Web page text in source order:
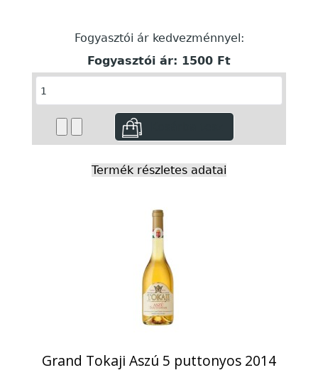
Fogyasztói ár kedvezménnyel:
Fogyasztói ár: 1500 Ft
Termék részletes adatai
Grand Tokaji Aszú 5 puttonyos 2014